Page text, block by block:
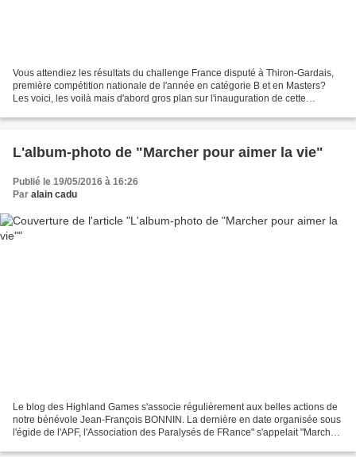
Vous attendiez les résultats du challenge France disputé à Thiron-Gardais,
première compétition nationale de l'année en catégorie B et en Masters?
Les voici, les voilà mais d'abord gros plan sur l'inauguration de cette
L'album-photo de "Marcher pour aimer la vie"
Publié le 19/05/2016 à 16:26
Par alain cadu
Le blog des Highland Games s'associe régulièrement aux belles actions de
notre bénévole Jean-François BONNIN. La dernière en date organisée sous
l'égide de l'APF, l'Association des Paralysés de FRance" s'appelait "Marcher